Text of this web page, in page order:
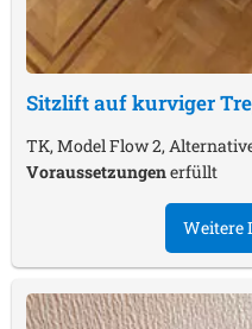
Sitzlift auf kurviger
TK, Model Flow 2,
Voraussetzungenerfüllt
Weitere